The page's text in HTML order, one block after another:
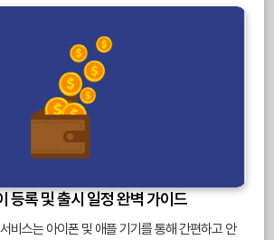
등록 및 출시 일정 완벽 가이드
비스는 아이폰 및 애플 기기를 통해 간편하고 안